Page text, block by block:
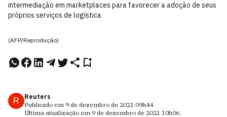
intermediação em marketplaces para favorecer a adoção de seus
próprios serviços de logística
(AFP/Reprodução)
R
Reuters
Publicado em 9 de dezembro de 2021 09h44.
Última atualização em 9 de dezembro de 2021 10h06.